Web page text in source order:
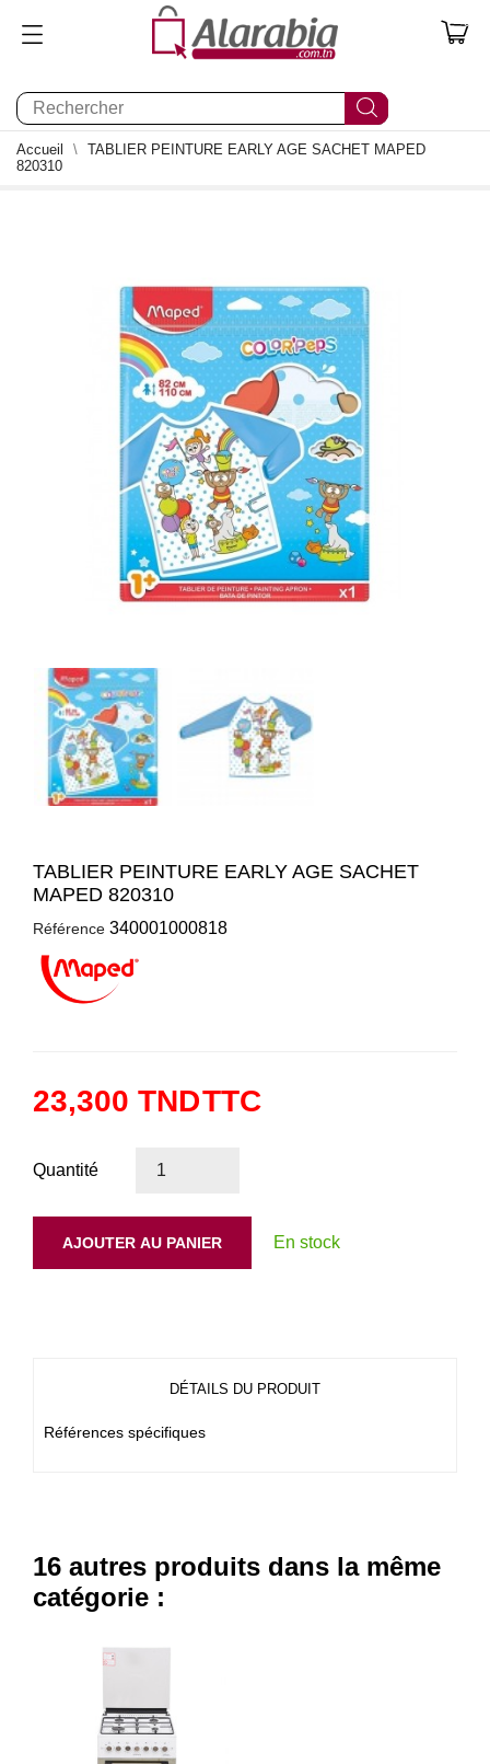
0
Accueil
TABLIER PEINTURE EARLY AGE SACHET MAPED
820310
TABLIER PEINTURE EARLY AGE SACHET
MAPED 820310
Référence 340001000818
23,300 TNDTTC
Quantité
AJOUTER AU PANIER En stock
DÉTAILS DU PRODUIT
Références spécifiques
16 autres produits dans la même
catégorie :